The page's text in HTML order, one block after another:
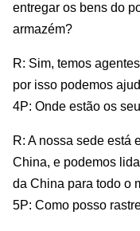
entregar os bens do
armazém?
R: Sim, temos
por isso podemos
4P: Onde estão os
R: A nossa sede está
China, e podemos
da China para todo o
5P: Como posso